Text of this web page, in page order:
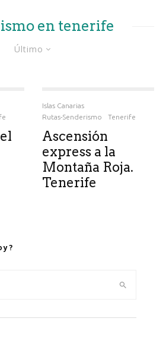
en tenerife
Último
Islas Canarias
Rutas-Senderismo
Tenerife
Ascensión
express a la
Montaña Roja.
Tenerife